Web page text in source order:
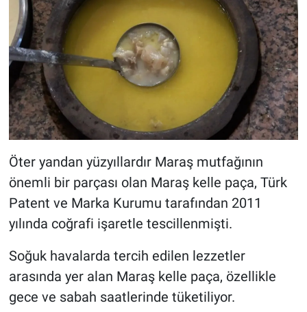
Öter yandan yüzyıllardır Maraş mutfağının
önemli bir parçası olan Maraş kelle paça, Türk
Patent ve Marka Kurumu tarafından 2011
yılında coğrafi işaretle tescillenmişti.
Soğuk havalarda tercih edilen lezzetler
arasında yer alan Maraş kelle paça, özellikle
gece ve sabah saatlerinde tüketiliyor.